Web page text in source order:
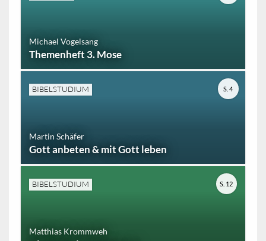
Michael Vogelsang
Themenheft 3. Mose
BIBELSTUDIUM
Martin Schäfer
Gott anbeten & mit Gott leben
S. 4
BIBELSTUDIUM
Matthias Krommweh
S. 12